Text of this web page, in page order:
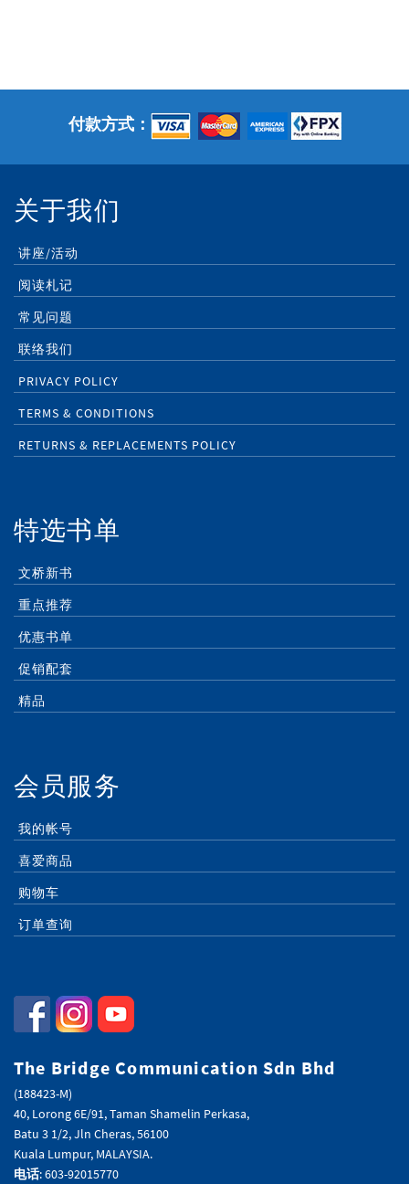
付款方式：
关于我们
讲座/活动
阅读札记
常见问题
联络我们
PRIVACY POLICY
TERMS & CONDITIONS
RETURNS & REPLACEMENTS POLICY
特选书单
文桥新书
重点推荐
优惠书单
促销配套
精品
会员服务
我的帐号
喜爱商品
购物车
订单查询
The Bridge Communication Sdn Bhd
(188423-M)
40, Lorong 6E/91, Taman Shamelin Perkasa,
Batu 3 1/2, Jln Cheras, 56100
Kuala Lumpur, MALAYSIA.
电话: 603-92015770